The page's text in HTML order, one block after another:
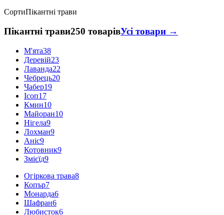
СортиПікантні трави
Пікантні трави250 товарівУсі товари →
М'ята38
Деревій23
Лаванда22
Чебрець20
Чабер19
Ісоп17
Кмин10
Майоран10
Нігела9
Лохман9
Аніс9
Котовник9
Змієїд9
Огіркова трава8
Копър7
Монарда6
Шафран6
Любисток6